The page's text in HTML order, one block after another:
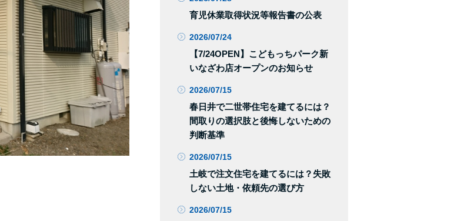
育児休業取得状況等報告書の公表
2026/07/24
【7/24OPEN】こどもっちパーク新
いなざわ店オープンのお知らせ
2026/07/15
春日井で二世帯住宅を建てるには？
間取りの選択肢と後悔しないための
判断基準
2026/07/15
土岐で注文住宅を建てるには？失敗
しない土地・依頼先の選び方
2026/07/15